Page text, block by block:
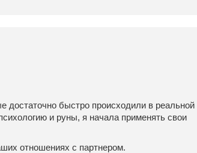
достаточно быстро происходили в реальной
и руны, я начала применять свои
отношениях с партнером.